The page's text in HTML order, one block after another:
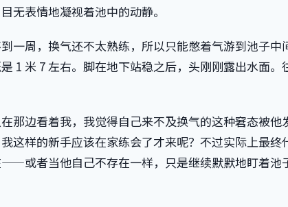
无表情地凝视着池中的动静。
一周，换气还不太熟练，所以只能憋着气游到池子中
1 米 7 左右。脚在地下站稳之后，头刚刚露出水面。
那边看着我，我觉得自己来不及换气的这种窘态被他
这样的新手应该在家练会了才来呢？不过实际上最终
或者当他自己不存在一样，只是继续默默地盯着池